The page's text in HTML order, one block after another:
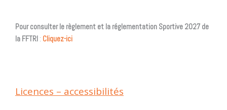
Pour consulter le règlement et la réglementation Sportive 2027 de
la FFTRI : Cliquez-ici
Licences – accessibilités